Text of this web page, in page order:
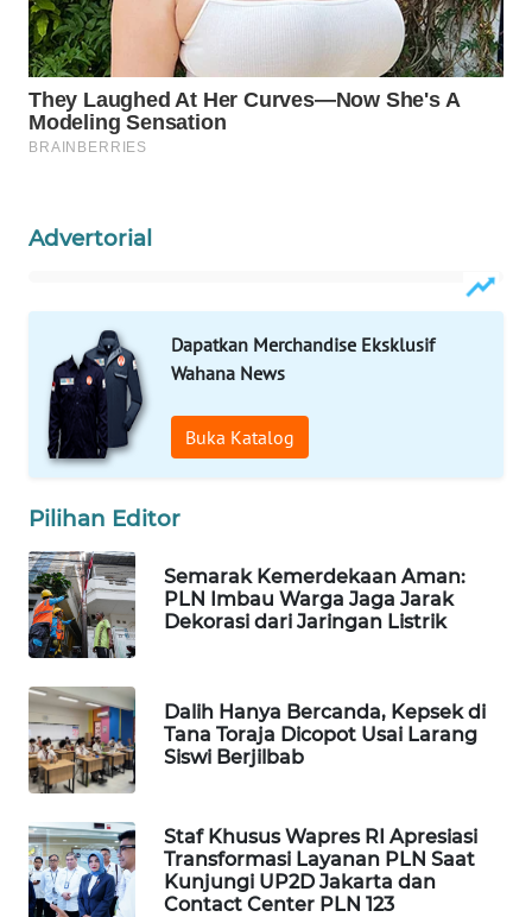
Advertorial
Dapatkan Merchandise Eksklusif
Wahana News
Buka Katalog
Pilihan Editor
Semarak Kemerdekaan Aman:
PLN Imbau Warga Jaga Jarak
Dekorasi dari Jaringan Listrik
Dalih Hanya Bercanda, Kepsek di
Tana Toraja Dicopot Usai Larang
Siswi Berjilbab
Staf Khusus Wapres RI Apresiasi
Transformasi Layanan PLN Saat
Kunjungi UP2D Jakarta dan
Contact Center PLN 123
BORNEO
Wahana
Media
Group
WAHANA
WAHANA
ADVOKAT
WAHANA
INFRASTRUKTUR
WAHANA
WAHANA
LISTRIK
WAHANA
TRAVEL
WAHANA
WAHANANEWS
ID